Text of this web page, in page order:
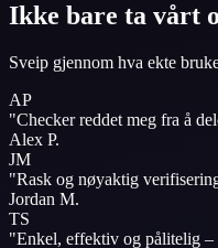
Ikke bare ta vårt
Sveip gjennom hva ekte
AP
"Checker reddet meg fra å
Alex P.
JM
"Rask og nøyaktig
Jordan M.
TS
"Enkel, effektiv og pålitelig –